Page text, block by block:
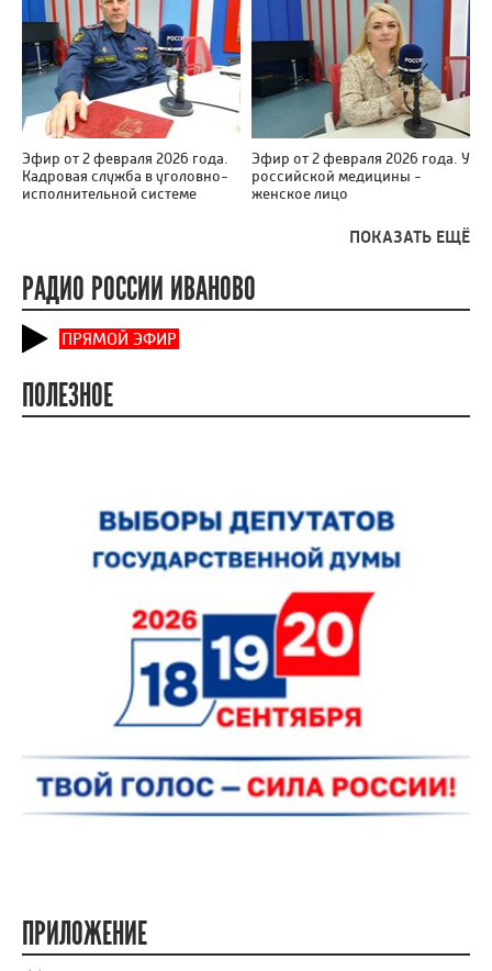
Эфир от 2 февраля 2026 года.
Кадровая служба в уголовно-
исполнительной системе
Эфир от 2 февраля 2026 года. У
российской медицины -
женское лицо
ПОКАЗАТЬ ЕЩЁ
РАДИО РОССИИ ИВАНОВО
ПРЯМОЙ ЭФИР
ПОЛЕЗНОЕ
ПРИЛОЖЕНИЕ